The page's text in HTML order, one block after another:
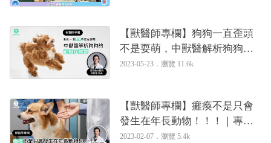
【獸醫師專欄】狗狗一直歪頭
不是耍萌，中獸醫解析狗狗的
前庭症候群｜專業獸醫—許俊
2023-05-23．瀏覽 11.6k
【獸醫師專欄】癱瘓不是只會
發生在年長動物！！！｜專業
獸醫—許俊隆
2023-02-07．瀏覽 5.4k